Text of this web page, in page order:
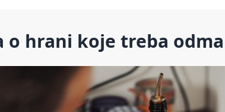
o hrani koje treba